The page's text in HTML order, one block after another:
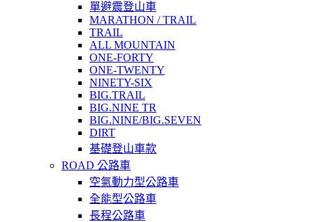
單避震登山車
MARATHON / TRAIL
TRAIL
ALL MOUNTAIN
ONE-FORTY
ONE-TWENTY
NINETY-SIX
BIG.TRAIL
BIG.NINE TR
BIG.NINE/BIG.SEVEN
DIRT
基礎登山車款
ROAD 公路車
空氣動力型公路車
全能型公路車
長程公路車